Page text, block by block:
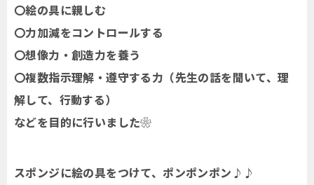
〇絵の具に親しむ
〇力加減をコントロールする
〇想像力・創造力を養う
〇複数指示理解・遵守する力（先生の話を聞いて、理
解して、行動する）
などを目的に行いました❀
スポンジに絵の具をつけて、ポンポンポン♪♪